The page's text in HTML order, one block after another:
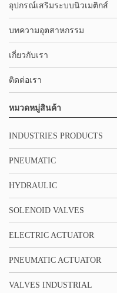
อุปกรณ์เสริมระบบนิวเมติกส์
บทความอุตสาหกรรม
เกี่ยวกับเรา
ติดต่อเรา
หมวดหมู่สินค้า
INDUSTRIES PRODUCTS
PNEUMATIC
HYDRAULIC
SOLENOID VALVES
ELECTRIC ACTUATOR
PNEUMATIC ACTUATOR
VALVES INDUSTRIAL